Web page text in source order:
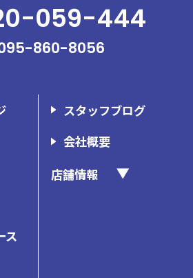
059-444
860-8056
ス
スタッフブログ
会社概要
店舗情報